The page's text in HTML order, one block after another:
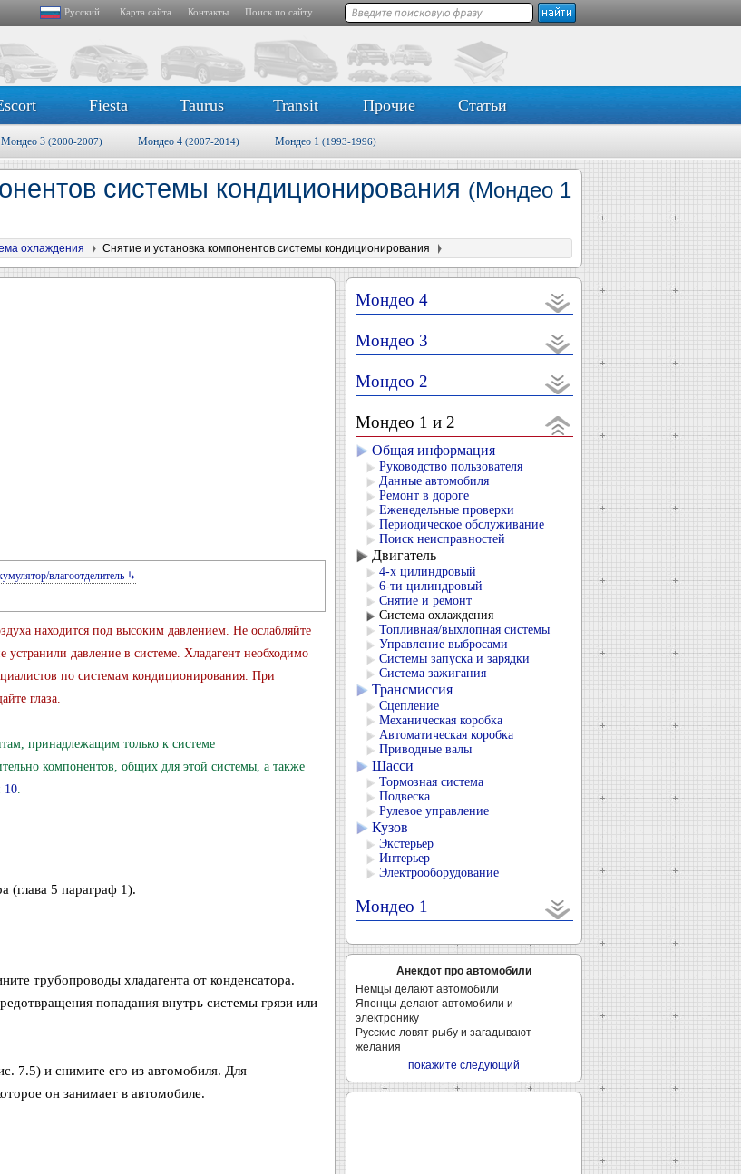
Русский Карта сайта Контакты Поиск по сайту
Fiesta Taurus Transit Прочие Статьи
Мондео 3 (2000-2007) Мондео 4 (2007-2014) Мондео 1 (1993-1996)
системы кондиционирования (Мондео 1
охлаждения Снятие и установка компонентов системы кондиционирования
влагоотделитель ↳
находится под высоким давлением. Не ослабляйте
давление в системе. Хладагент необходимо
по системам кондиционирования. При
глаза.
принадлежащим только к системе
компонентов, общих для этой системы, а также
10.
(глава 5 параграф 1).
трубопроводы хладагента от конденсатора.
попадания внутрь системы грязи или
7.5) и снимите его из автомобиля. Для
он занимает в автомобиле.
Мондео 4
Мондео 3
Мондео 2
Мондео 1 и 2
Общая информация
Руководство пользователя
Данные автомобиля
Ремонт в дороге
Еженедельные проверки
Периодическое обслуживание
Поиск неисправностей
Двигатель
4-х цилиндровый
6-ти цилиндровый
Снятие и ремонт
Система охлаждения
Топливная/выхлопная системы
Управление выбросами
Системы запуска и зарядки
Система зажигания
Трансмиссия
Сцепление
Механическая коробка
Автоматическая коробка
Приводные валы
Шасси
Тормозная система
Подвеска
Рулевое управление
Кузов
Экстерьер
Интерьер
Электрооборудование
Мондео 1
Анекдот про автомобили
Немцы делают автомобили
Японцы делают автомобили и
электронику
Русские ловят рыбу и загадывают
желания
покажите следующий